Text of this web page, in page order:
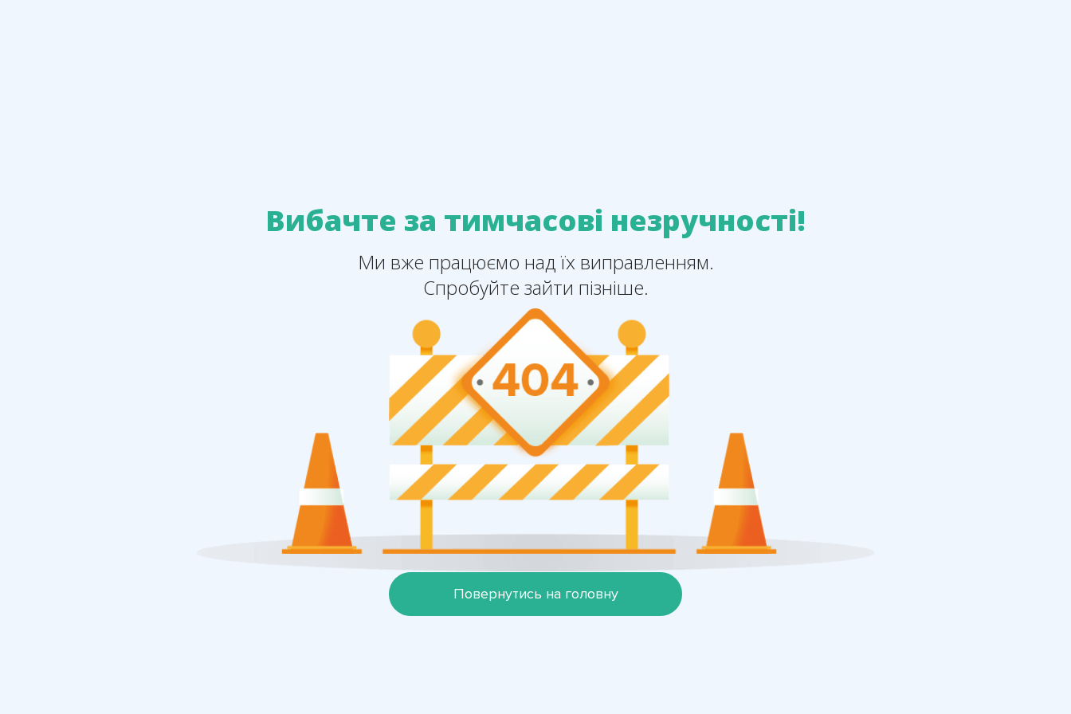
Вибачте за тимчасові незручності!
Ми вже працюємо над їх виправленням.
Спробуйте зайти пізніше.
Повернутись на головну